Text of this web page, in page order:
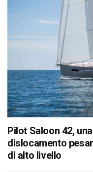
Pilot Saloon 42,
dislocamento
di alto livello